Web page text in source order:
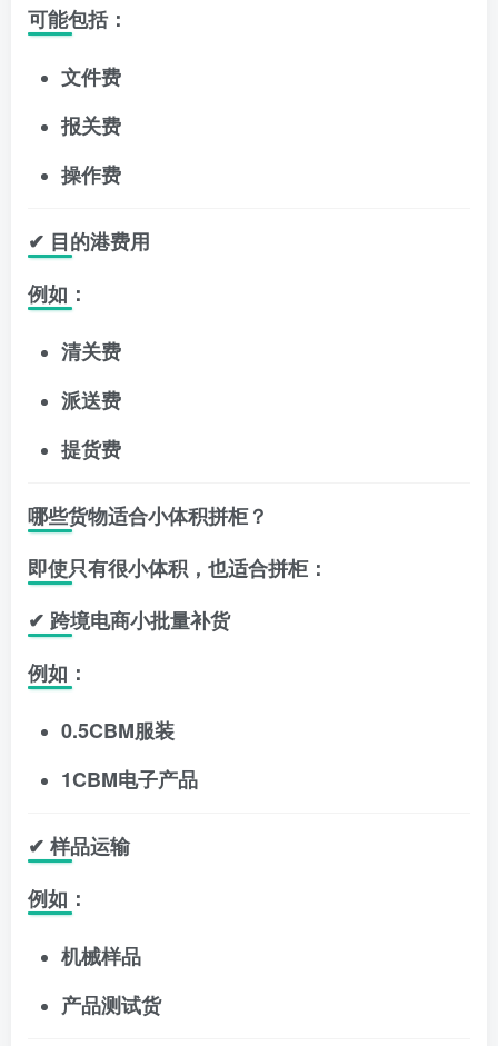
可能包括：
文件费
报关费
操作费
✔ 目的港费用
例如：
清关费
派送费
提货费
哪些货物适合小体积拼柜？
即使只有很小体积，也适合拼柜：
✔ 跨境电商小批量补货
例如：
0.5CBM服装
1CBM电子产品
✔ 样品运输
例如：
机械样品
产品测试货